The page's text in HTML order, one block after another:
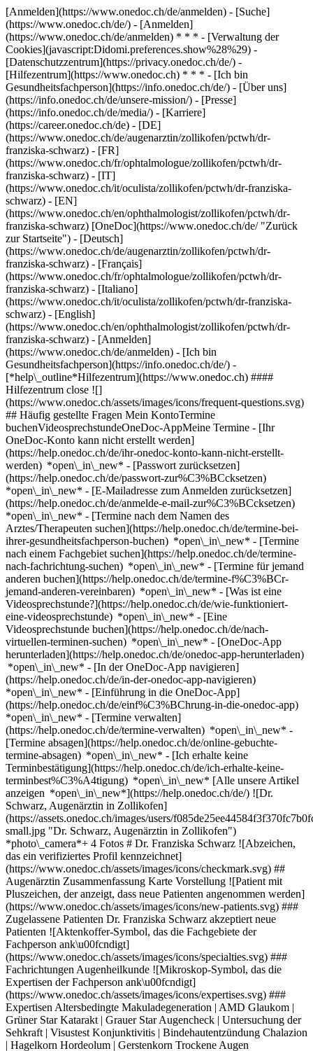
[Anmelden](https://www.onedoc.ch/de/anmelden) - [Suche]
(https://www.onedoc.ch/de/) - [Anmelden]
(https://www.onedoc.ch/de/anmelden) * * * - [Verwaltung der
Cookies](javascript:Didomi.preferences.show%28%29) -
[Datenschutzzentrum](https://privacy.onedoc.ch/de/) -
[Hilfezentrum](https://www.onedoc.ch) * * * - [Ich bin
Gesundheitsfachperson](https://info.onedoc.ch/de/) - [Über uns]
(https://info.onedoc.ch/de/unsere-mission/) - [Presse]
(https://info.onedoc.ch/de/media/) - [Karriere]
(https://career.onedoc.ch/de) - [DE]
(https://www.onedoc.ch/de/augenarztin/zollikofen/pctwh/dr-
franziska-schwarz) - [FR]
(https://www.onedoc.ch/fr/ophtalmologue/zollikofen/pctwh/dr-
franziska-schwarz) - [IT]
(https://www.onedoc.ch/it/oculista/zollikofen/pctwh/dr-franziska-
schwarz) - [EN]
(https://www.onedoc.ch/en/ophthalmologist/zollikofen/pctwh/dr-
franziska-schwarz) [OneDoc](https://www.onedoc.ch/de/ "Zurück
zur Startseite") - [Deutsch]
(https://www.onedoc.ch/de/augenarztin/zollikofen/pctwh/dr-
franziska-schwarz) - [Français]
(https://www.onedoc.ch/fr/ophtalmologue/zollikofen/pctwh/dr-
franziska-schwarz) - [Italiano]
(https://www.onedoc.ch/it/oculista/zollikofen/pctwh/dr-franziska-
schwarz) - [English]
(https://www.onedoc.ch/en/ophthalmologist/zollikofen/pctwh/dr-
franziska-schwarz) - [Anmelden]
(https://www.onedoc.ch/de/anmelden) - [Ich bin
Gesundheitsfachperson](https://info.onedoc.ch/de/) -
[*help\_outline*Hilfezentrum](https://www.onedoc.ch) ####
Hilfezentrum close ![]
(https://www.onedoc.ch/assets/images/icons/frequent-questions.svg)
## Häufig gestellte Fragen Mein KontoTermine
buchenVideosprechstundeOneDoc-AppMeine Termine - [Ihr
OneDoc-Konto kann nicht erstellt werden]
(https://help.onedoc.ch/de/ihr-onedoc-konto-kann-nicht-erstellt-
werden) *open\_in\_new* - [Passwort zurücksetzen]
(https://help.onedoc.ch/de/passwort-zur%C3%BCcksetzen)
*open\_in\_new* - [E-Mailadresse zum Anmelden zurücksetzen]
(https://help.onedoc.ch/de/anmelde-e-mail-zur%C3%BCcksetzen)
*open\_in\_new* - [Termine nach dem Namen des
Arztes/Therapeuten suchen](https://help.onedoc.ch/de/termine-bei-
ihrer-gesundheitsfachperson-buchen) *open\_in\_new* - [Termine
nach einem Fachgebiet suchen](https://help.onedoc.ch/de/termine-
nach-fachrichtung-suchen) *open\_in\_new* - [Termine für jemand
anderen buchen](https://help.onedoc.ch/de/termine-f%C3%BCr-
jemand-anderen-vereinbaren) *open\_in\_new* - [Was ist eine
Videosprechstunde?](https://help.onedoc.ch/de/wie-funktioniert-
eine-videosprechstunde) *open\_in\_new* - [Eine
Videosprechstunde buchen](https://help.onedoc.ch/de/nach-
virtuellen-terminen-suchen) *open\_in\_new* - [OneDoc-App
herunterladen](https://help.onedoc.ch/de/onedoc-app-herunterladen)
*open\_in\_new* - [In der OneDoc-App navigieren]
(https://help.onedoc.ch/de/in-der-onedoc-app-navigieren)
*open\_in\_new* - [Einführung in die OneDoc-App]
(https://help.onedoc.ch/de/einf%C3%BChrung-in-die-onedoc-app)
*open\_in\_new* - [Termine verwalten]
(https://help.onedoc.ch/de/termine-verwalten) *open\_in\_new* -
[Termine absagen](https://help.onedoc.ch/de/online-gebuchte-
termine-absagen) *open\_in\_new* - [Ich erhalte keine
Terminbestätigung](https://help.onedoc.ch/de/ich-erhalte-keine-
terminbest%C3%A4tigung) *open\_in\_new* [Alle unsere Artikel
anzeigen *open\_in\_new*](https://help.onedoc.ch/de/) ![Dr.
Schwarz, Augenärztin in Zollikofen]
(https://assets.onedoc.ch/images/users/
small.jpg "Dr. Schwarz, Augenärztin in Zollikofen")
*photo\_camera*+ 4 Fotos # Dr. Franziska Schwarz ![Abzeichen,
das ein verifiziertes Profil kennzeichnet]
(https://www.onedoc.ch/assets/images/icons/checkmark.svg) ##
Augenärztin Zusammenfassung Karte Vorstellung ![Patient mit
Pluszeichen, der anzeigt, dass neue Patienten angenommen werden]
(https://www.onedoc.ch/assets/images/icons/new-patients.svg) ###
Zugelassene Patienten Dr. Franziska Schwarz akzeptiert neue
Patienten ![Aktenkoffer-Symbol, das die Fachgebiete der
Fachperson ank\u00fcndigt]
(https://www.onedoc.ch/assets/images/icons/specialties.svg) ###
Fachrichtungen Augenheilkunde ![Mikroskop-Symbol, das die
Expertisen der Fachperson ank\u00fcndigt]
(https://www.onedoc.ch/assets/images/icons/expertises.svg) ###
Expertisen Altersbedingte Makuladegeneration | AMD Glaukom |
Grüner Star Katarakt | Grauer Star Augencheck | Untersuchung der
Sehkraft | Visustest Konjunktivitis | Bindehautentzündung Chalazion
| Hagelkorn Hordeolum | Gerstenkorn Trockene Augen